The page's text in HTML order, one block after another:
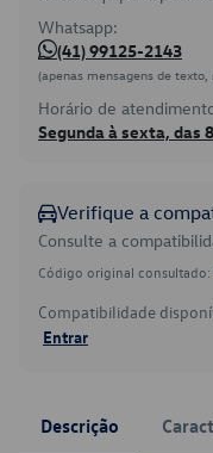
Whatsapp:
(41) 99125-2143
(apenas mensagens de
Horário de
Segunda à sexta, das
Verifique a
Consulte a
Código original consultado:
Compatibilidade
Entrar
Descrição